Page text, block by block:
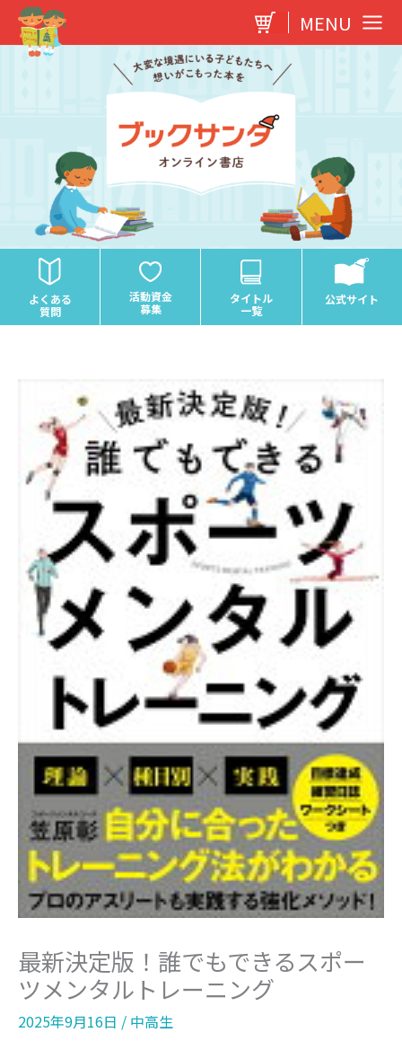
容
MENU
よくある
質問
活動資金
募集
タイトル
一覧
公式サイト
最新決定版！誰でもできるスポー
ツメンタルトレーニング
2025年9月16日 / 中高生